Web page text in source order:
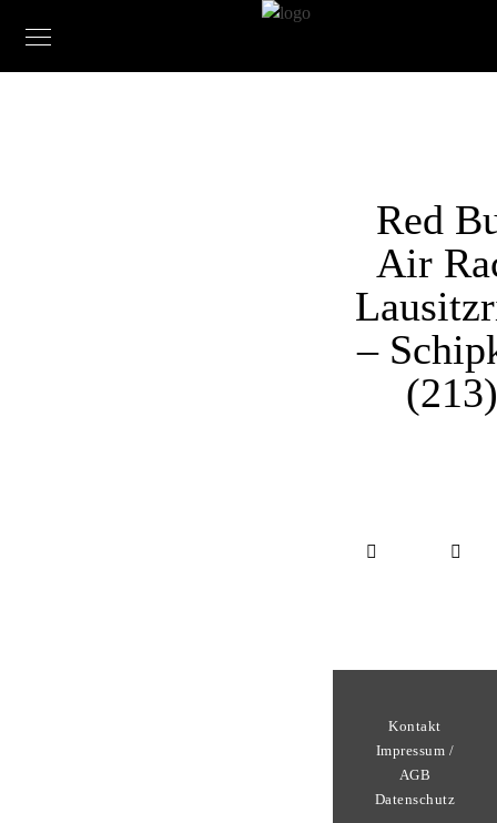
Red
Air
–
(213)
Kontakt
Impressum /
AGB
Datenschutz